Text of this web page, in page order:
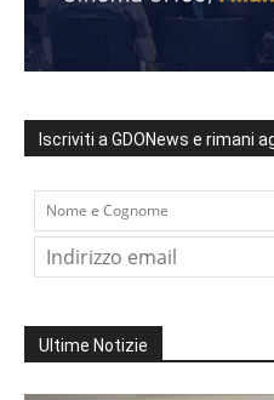
Iscriviti a GDONews e rimani
Ultime Notizie